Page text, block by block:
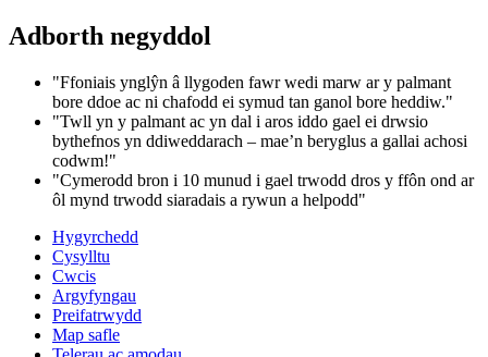
Adborth negyddol
"Ffoniais ynglŷn â llygoden fawr wedi marw ar y palmant
bore ddoe ac ni chafodd ei symud tan ganol bore heddiw."
"Twll yn y palmant ac yn dal i aros iddo gael ei drwsio
bythefnos yn ddiweddarach – mae’n beryglus a gallai achosi
codwm!"
"Cymerodd bron i 10 munud i gael trwodd dros y ffôn ond ar
ôl mynd trwodd siaradais a rywun a helpodd"
Hygyrchedd
Cysylltu
Cwcis
Argyfyngau
Preifatrwydd
Map safle